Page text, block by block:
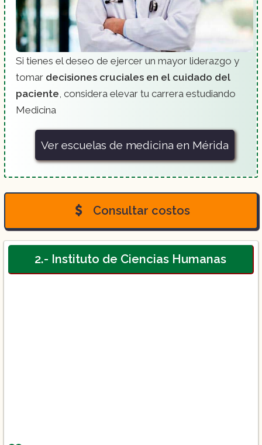
Si tienes el deseo de ejercer un mayor liderazgo y
tomar decisiones cruciales en el cuidado del
paciente , considera elevar tu carrera estudiando
Medicina
Ver escuelas de medicina en Mérida
Consultar costos
2.- Instituto de Ciencias Humanas